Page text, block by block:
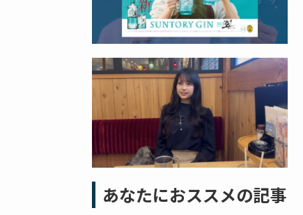
あなたにおススメの記事